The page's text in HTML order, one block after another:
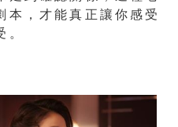
本，才能真正讓你感受
。